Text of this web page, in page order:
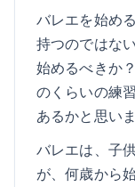
バレエを始め
持つのではな
始めるべきか
のくらいの練
あるかと思いま
バレエは、子
が、何歳から